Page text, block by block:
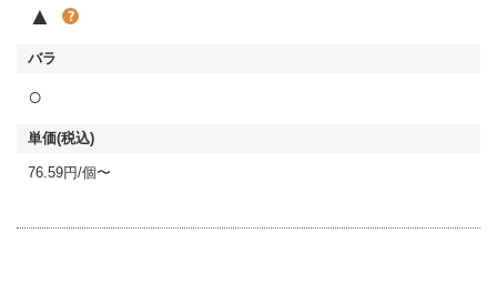
▲
○
76.59円/個〜